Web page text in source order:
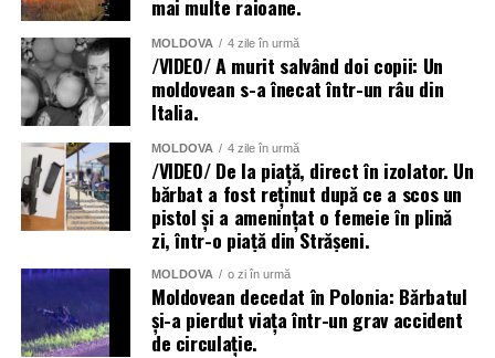
mai multe raioane.
MOLDOVA 4 zile în urmă
/VIDEO/ A murit salvând doi copii: Un
moldovean s-a înecat într-un râu din
Italia.
MOLDOVA 4 zile în urmă
/VIDEO/ De la piață, direct în izolator. Un
bărbat a fost reținut după ce a scos un
pistol și a amenințat o femeie în plină
zi, într-o piață din Strășeni.
MOLDOVA o zi în urmă
Moldovean decedat în Polonia: Bărbatul
și-a pierdut viața într-un grav accident
de circulație.